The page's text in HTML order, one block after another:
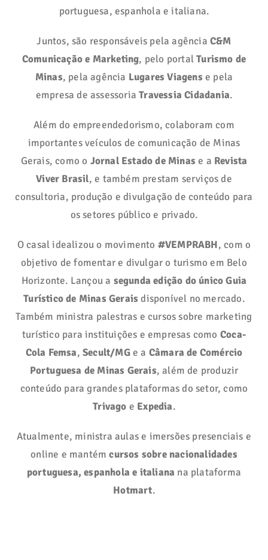
portuguesa, espanhola e italiana.
Juntos, são responsáveis pela agência C&M
Comunicação e Marketing, pelo portalTurismo de
Minas, pela agência Lugares Viagens e pela
empresa de assessoriaTravessia Cidadania.
Além do empreendedorismo, colaboram com
importantes veículos de comunicação de Minas
Gerais, como o Jornal Estado de Minas e a Revista
Viver Brasil, e também prestam serviços de
consultoria, produção e divulgação de conteúdo para
os setores público e privado.
O casal idealizou o movimento #VEMPRABH, com o
objetivo de fomentar e divulgar o turismo em Belo
Horizonte. Lançou a segunda edição do único Guia
Turístico de Minas Gerais disponível no mercado.
Também ministra palestras e cursos sobre marketing
turístico para instituições e empresas como Coca-
Cola Femsa, Secult/MGe a Câmara de Comércio
Portuguesa de Minas Gerais, além de produzir
conteúdo para grandes plataformas do setor, como
Trivago e Expedia.
Atualmente, ministra aulas e imersões presenciais e
online e mantémcursos sobre nacionalidades
portuguesa, espanhola e italiana na plataforma
Hotmart.